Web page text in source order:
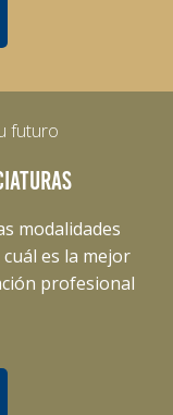
futuro
modalidades
es la mejor
profesional